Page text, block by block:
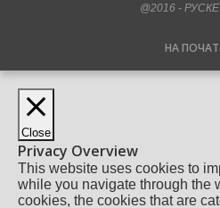
@2016 -
НА
Close
Privacy Overview
This website uses cookies to
while you navigate through the
cookies, the cookies that are